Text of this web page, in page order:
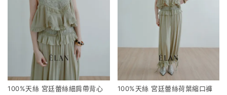
100%天絲 宮廷蕾絲細肩帶背心
100%天絲 宮廷蕾絲荷葉縮口褲